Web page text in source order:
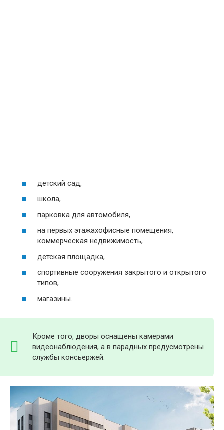
детский сад,
школа,
парковка для автомобиля,
на первых этажахофисные помещения,
коммерческая недвижимость,
детская площадка,
спортивные сооружения закрытого и открытого
типов,
магазины.
Кроме того, дворы оснащены камерами
видеонаблюдения, а в парадных предусмотрены
службы консьержей.